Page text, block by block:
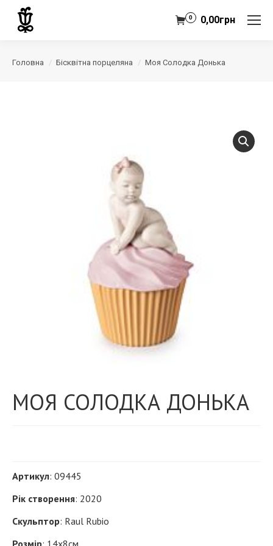
0,00грн
0
Головна Бісквітна порцеляна Моя Солодка Донька
МОЯ СОЛОДКА ДОНЬКА
Артикул: 09445
Рік створення: 2020
Скульптор: Raul Rubio
Розмір: 14х8см